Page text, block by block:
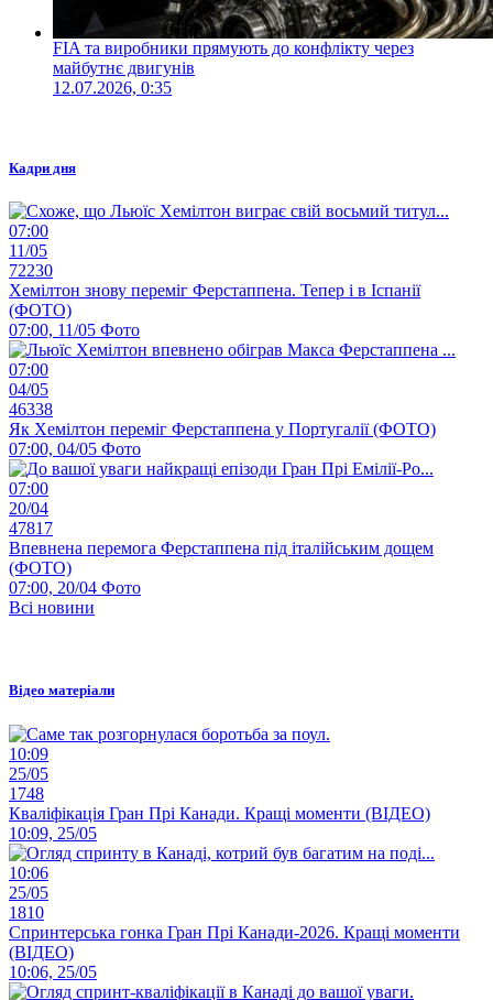
FIA та виробники прямують до конфлікту через
майбутнє двигунів
12.07.2026, 0:35
Кадри дня
07:00
11/05
72230
Хемілтон знову переміг Ферстаппена. Тепер і в Іспанії
(ФОТО)
07:00, 11/05 Фото
07:00
04/05
46338
Як Хемілтон переміг Ферстаппена у Португалії (ФОТО)
07:00, 04/05 Фото
07:00
20/04
47817
Впевнена перемога Ферстаппена під італійським дощем
(ФОТО)
07:00, 20/04 Фото
Всі новини
Відео матеріали
10:09
25/05
1748
Кваліфікація Гран Прі Канади. Кращі моменти (ВІДЕО)
10:09, 25/05
10:06
25/05
1810
Спринтерська гонка Гран Прі Канади-2026. Кращі моменти
(ВІДЕО)
10:06, 25/05